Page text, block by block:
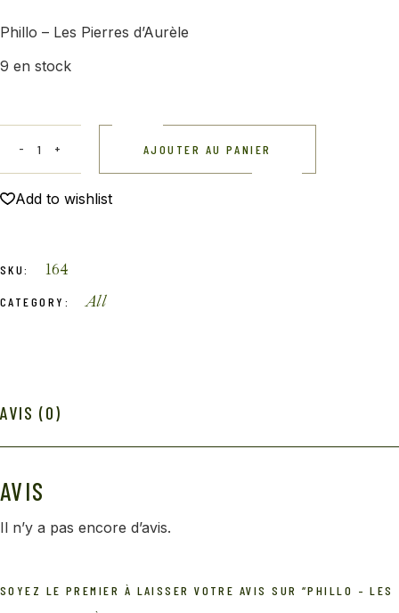
Phillo – Les Pierres d’Aurèle
9 en stock
AJOUTER AU PANIER
Add to wishlist
SKU: 164
CATEGORY: All
AVIS (0)
AVIS
Il n’y a pas encore d’avis.
SOYEZ LE PREMIER À LAISSER VOTRE AVIS SUR “PHILLO – LES